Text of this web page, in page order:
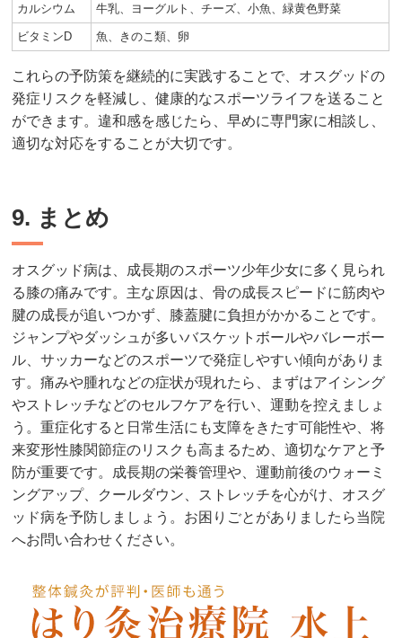
カルシウム 牛乳、ヨーグルト、チーズ、小魚、緑黄色野菜
ビタミンD 魚、きのこ類、卵
これらの予防策を継続的に実践することで、オスグッドの
発症リスクを軽減し、健康的なスポーツライフを送ること
ができます。違和感を感じたら、早めに専門家に相談し、
適切な対応をすることが大切です。
9. まとめ
オスグッド病は、成長期のスポーツ少年少女に多く見られ
る膝の痛みです。主な原因は、骨の成長スピードに筋肉や
腱の成長が追いつかず、膝蓋腱に負担がかかることです。
ジャンプやダッシュが多いバスケットボールやバレーボー
ル、サッカーなどのスポーツで発症しやすい傾向がありま
す。痛みや腫れなどの症状が現れたら、まずはアイシング
やストレッチなどのセルフケアを行い、運動を控えましょ
う。重症化すると日常生活にも支障をきたす可能性や、将
来変形性膝関節症のリスクも高まるため、適切なケアと予
防が重要です。成長期の栄養管理や、運動前後のウォーミ
ングアップ、クールダウン、ストレッチを心がけ、オスグ
ッド病を予防しましょう。お困りごとがありましたら当院
へお問い合わせください。